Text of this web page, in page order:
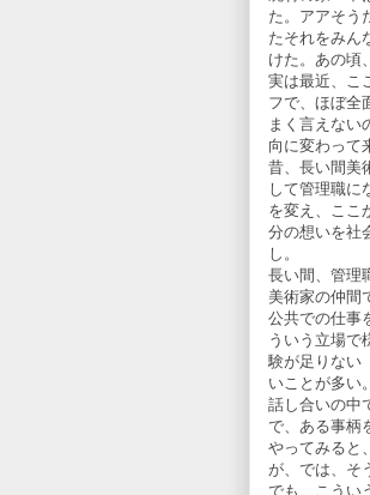
た。アアそう
たそれをみん
けた。あの頃
実は最近、こ
フで、ほぼ全
まく言えない
向に変わって
昔、長い間美
して管理職に
を変え、ここ
分の想いを社
し。
長い間、管理
美術家の仲間
公共での仕事
ういう立場で
験が足りない
いことが多い。
話し合いの中
で、ある事柄
やってみると
が、では、そ
でも、こうい